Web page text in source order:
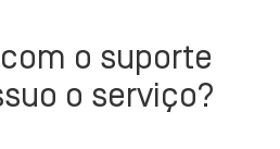
o suporte
o serviço?